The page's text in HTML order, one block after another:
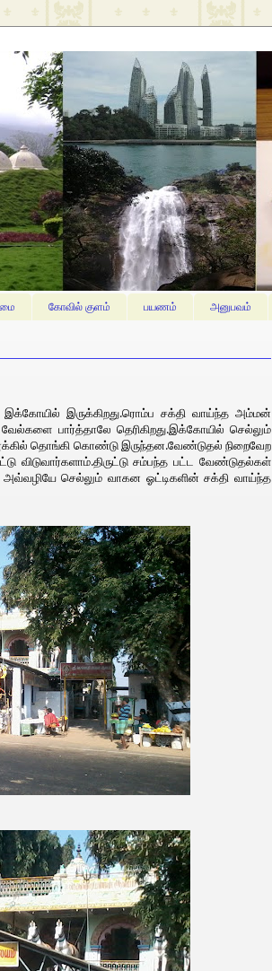
கோவில் குளம் பயணம் அனுபவம்
இக்கோயில் இருக்கிறது.ரொம்ப சக்தி வாய்ந்த அம்மன்
பார்த்தாலே தெரிகிறது.இக்கோயில் செல்லும்
தொங்கி கொண்டு இருந்தன.வேண்டுதல் நிறைவேற
சம்பந்த பட்ட வேண்டுதல்கள்
அவ்வழியே செல்லும் வாகன ஓட்டிகளின் சக்தி வாய்ந்த